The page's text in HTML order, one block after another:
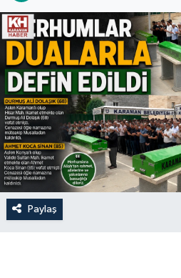
Paylaş